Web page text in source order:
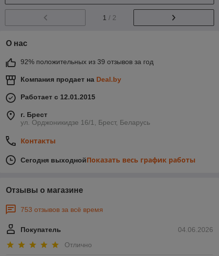
1 / 2
О нас
92% положительных из 39 отзывов за год
Компания продает на Deal.by
Работает с 12.01.2015
г. Брест
ул. Орджоникидзе 16/1, Брест, Беларусь
Контакты
Сегодня выходнойПоказать весь график работы
Отзывы о магазине
753 отзывов за всё время
04.06.2026
Покупатель
Отлично